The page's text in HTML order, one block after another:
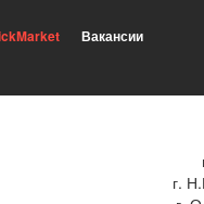
Вакансии
г.